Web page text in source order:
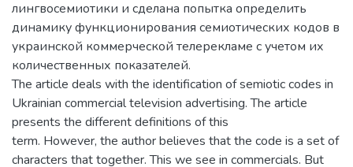
лингвосемиотики и сделана попытка определить
динамику функционирования семиотических кодов в
украинской коммерческой телерекламе с учетом их
количественных показателей.
The article deals with the identification of semiotic codes in
Ukrainian commercial television advertising. The article
presents the different definitions of this
term. However, the author believes that the code is a set of
characters that together. This we see in commercials. But